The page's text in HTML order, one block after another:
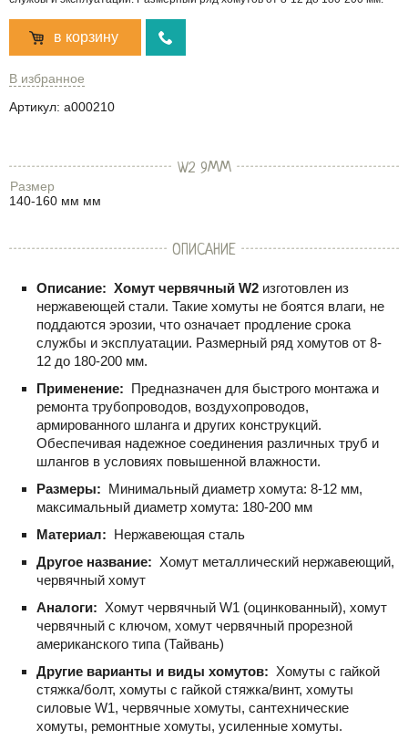
в корзину
В избранное
Артикул: a000210
W2 9ММ
Размер
140-160 мм мм
ОПИСАНИЕ
Описание: Хомут червячный W2 изготовлен из
нержавеющей стали. Такие хомуты не боятся влаги, не
поддаются эрозии, что означает продление срока
службы и эксплуатации. Размерный ряд хомутов от 8-
12 до 180-200 мм.
Применение: Предназначен для быстрого монтажа и
ремонта трубопроводов, воздухопроводов,
армированного шланга и других конструкций.
Обеспечивая надежное соединения различных труб и
шлангов в условиях повышенной влажности.
Размеры: Минимальный диаметр хомута: 8-12 мм,
максимальный диаметр хомута: 180-200 мм
Материал: Нержавеющая сталь
Другое название: Хомут металлический нержавеющий,
червячный хомут
Аналоги: Хомут червячный W1 (оцинкованный), хомут
червячный с ключом, хомут червячный прорезной
американского типа (Тайвань)
Другие варианты и виды хомутов: Хомуты с гайкой
стяжка/болт, хомуты с гайкой стяжка/винт, хомуты
силовые W1, червячные хомуты, сантехнические
хомуты, ремонтные хомуты, усиленные хомуты.